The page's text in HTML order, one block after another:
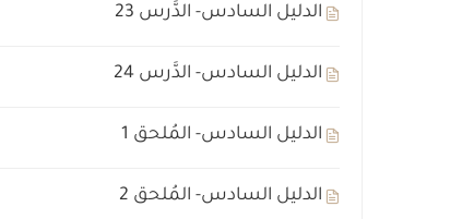
الدليل السادس- الدَّرس 23
الدليل السادس- الدَّرس 24
الدليل السادس- المُلحق 1
الدليل السادس- المُلحق 2